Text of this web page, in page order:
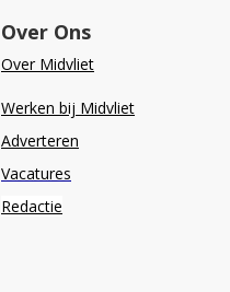
Over Ons
Over Midvliet
Werken bij Midvliet
Adverteren
Vacatures
Redactie